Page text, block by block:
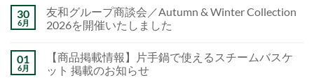
30
6月
友和グループ商談会／Autumn & Winter Collection
2026を開催いたしました
01
6月
【商品掲載情報】片手鍋で使えるスチームバスケ
ット 掲載のお知らせ